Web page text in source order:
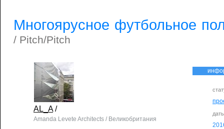
Многоярусное футбольное
/ Pitch/Pitch
AL_A/
Amanda Levete Architects / Великобритания